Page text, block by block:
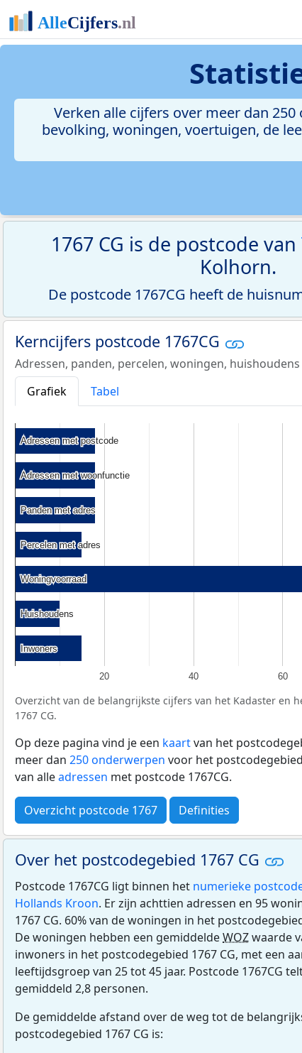
Verken alle cijfers over meer dan
bevolking, woningen, voertuigen, de
1767 CG is de postcode van
Kolhorn.
De postcode 1767CG heeft de
Kerncijfers postcode 1767CG
Adressen, panden, percelen, woningen,
Grafiek
Tabel
20 40 60
Adressen met postcode
Adressen met postcode
Adressen met woonfunctie
Adressen met woonfunctie
Panden met adres
Panden met adres
Percelen met adres
Percelen met adres
Woningvoorraad
Woningvoorraad
Huishoudens
Huishoudens
Inwoners
Inwoners
Overzicht van de belangrijkste cijfers van het Kadaster en
1767 CG.
Op deze pagina vind je een kaartvan het
meer dan 250 onderwerpen voor het
van alleadressen met postcode 1767CG.
Overzicht postcode 1767 Definities
Over het postcodegebied 1767 CG
Postcode 1767CG ligt binnen het numerieke
Hollands Kroon. Er zijn achttien adressen en 95
1767 CG. 60% van de woningen in het
De woningen hebben een gemiddeldeWOZwaarde
inwoners in het postcodegebied 1767 CG, met een
leeftijdsgroep van 25 tot 45 jaar. Postcode 1767CG
gemiddeld 2,8 personen.
De gemiddelde afstand over de weg tot de
postcodegebied 1767 CG is: